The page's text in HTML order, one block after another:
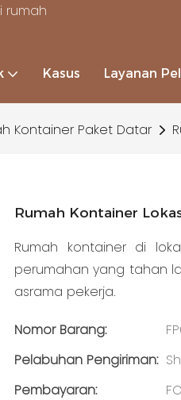
rumah
Kasus Layanan
Kontainer Paket Datar
Rumah Kontainer
Rumah kontainer di
perumahan yang tahan
asrama pekerja.
Nomor Barang:
Pelabuhan Pengiriman:
Pembayaran: